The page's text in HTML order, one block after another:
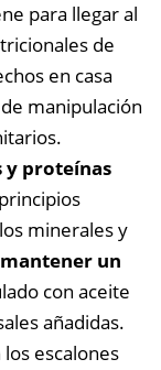
para llegar al
de
en casa
manipulación
y proteínas
minerales y
un
con aceite
añadidas.
escalones